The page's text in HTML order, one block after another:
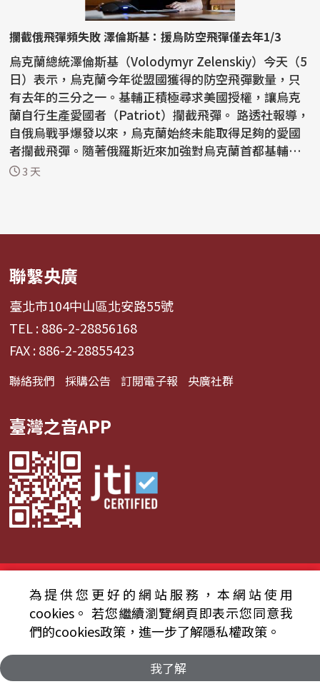
攔截俄飛彈頻失敗 澤倫斯基：援烏防空飛彈僅去年1/3
烏克蘭總統澤倫斯基（Volodymyr Zelenskiy）今天（5
日）表示，烏克蘭今年從盟國獲得的防空飛彈數量，只
有去年的三分之一。基輔正積極尋求美國授權，讓烏克
蘭自行生產愛國者（Patriot）攔截飛彈。 路透社報導，
自俄烏戰爭爆發以來，烏克蘭始終未能取得足夠的愛國
者攔截飛彈。隨著俄羅斯近來加強對烏克蘭首都基輔和
南部...
3 天
聯繫央廣
臺北市104中山區北安路55號
TEL : 886-2-28856168
FAX : 886-2-28855423
聯絡我們 採購公告 訂閱電子報 央廣社群
臺灣之音APP
© 2024財團法人中央廣播電臺 版權所有
資通安全政策聲明
服務條款 隱私權條款
為提供您更好的網站服務，本網站使用
cookies。 若您繼續瀏覽網頁即表示您同意我
們的cookies政策，進一步了解隱私權政策。
我了解